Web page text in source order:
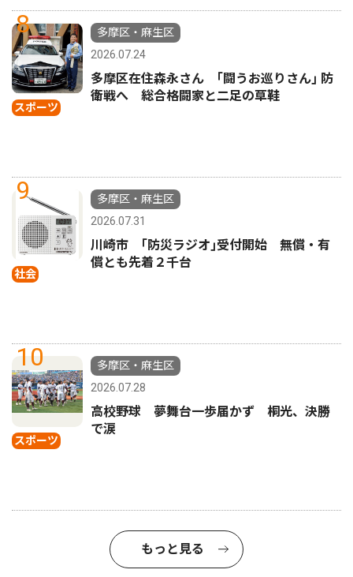
8
スポーツ
多摩区・麻生区
2026.07.24
多摩区在住森永さん ｢闘うお巡りさん｣ 防
衛戦へ 総合格闘家と二足の草鞋
9
社会
多摩区・麻生区
2026.07.31
川崎市 ｢防災ラジオ｣受付開始 無償・有
償とも先着２千台
10
スポーツ
多摩区・麻生区
2026.07.28
高校野球 夢舞台一歩届かず 桐光、決勝
で涙
もっと見る